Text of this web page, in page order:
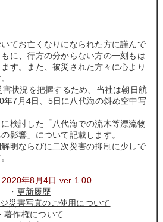
てお亡くなりになられた方に謹んで
に、行方の分からない方の一刻もは
す。また、被災された方々に心より
害状況を把握するため、当社は朝日航
年7月4日、5日に八代海の斜め空中写
検討した「八代海での流木等漂流物
影響」について記載します。
明ならびに二次災害の抑制に少しで
2020年8月4日 ver 1.00
・ 更新履歴
災害写真のご使用について
・著作権について